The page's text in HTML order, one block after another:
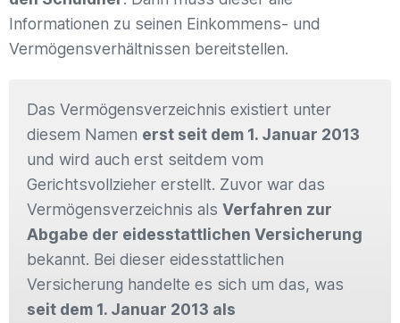
Informationen zu seinen Einkommens- und
Vermögensverhältnissen bereitstellen.
Das Vermögensverzeichnis existiert unter
diesem Namen erst seit dem 1. Januar 2013
und wird auch erst seitdem vom
Gerichtsvollzieher erstellt. Zuvor war das
Vermögensverzeichnis als Verfahren zur
Abgabe der eidesstattlichen Versicherung
bekannt. Bei dieser eidesstattlichen
Versicherung handelte es sich um das, was
seit dem 1. Januar 2013 als